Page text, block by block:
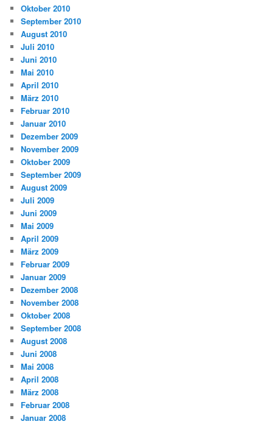
Oktober 2010
September 2010
August 2010
Juli 2010
Juni 2010
Mai 2010
April 2010
März 2010
Februar 2010
Januar 2010
Dezember 2009
November 2009
Oktober 2009
September 2009
August 2009
Juli 2009
Juni 2009
Mai 2009
April 2009
März 2009
Februar 2009
Januar 2009
Dezember 2008
November 2008
Oktober 2008
September 2008
August 2008
Juni 2008
Mai 2008
April 2008
März 2008
Februar 2008
Januar 2008